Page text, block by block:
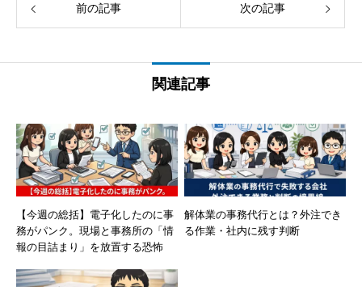
前の記事 次の記事
関連記事
【今週の総括】電子化したのに事
務がパンク。現場と事務所の「情
報の目詰まり」を放置する恐怖
解体業の事務代行とは？外注でき
る作業・社内に残す判断